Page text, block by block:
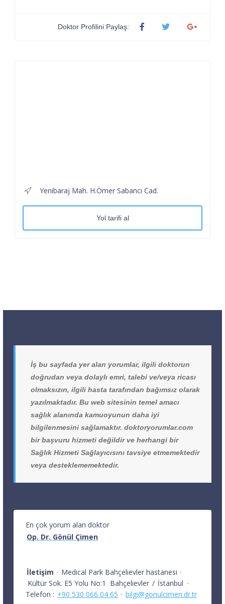
Doktor Profilini Paylaş:
Yenibaraj Mah. H.Ömer Sabancı Cad.
Yol tarifi al
İş bu sayfada yer alan yorumlar, ilgili doktorun
doğrudan veya dolaylı emri, talebi ve/veya ricası
olmaksızın, ilgili hasta tarafından bağımsız olarak
yazılmaktadır. Bu web sitesinin temel amacı
sağlık alanında kamuoyunun daha iyi
bilgilenmesini sağlamaktır. doktoryorumlar.com
bir başvuru hizmeti değildir ve herhangi bir
Sağlık Hizmeti Sağlayıcısını tavsiye etmemektedir
veya desteklememektedir.
En çok yorum alan doktor
Op. Dr. Gönül Çimen
İletişim · Medical Park Bahçelievler hastanesi ·
Kültür Sok. E5 Yolu No:1
Bahçelievler / İstanbul ·
Telefon : +90 530 066 04 65 · bilgi@gonulcimen.dr.tr